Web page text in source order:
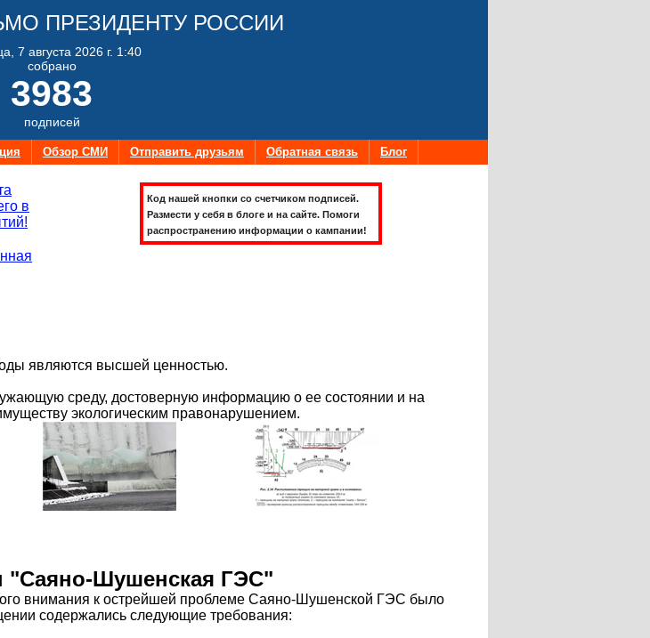
ПРЕЗИДЕНТУ РОССИИ
7 августа 2026 г. 1:40
собрано
3983
подписей
Обзор СМИ Отправить друзьям Обратная связь Блог
в
Код нашей кнопки со счетчиком подписей.
Размести у себя в блоге и на сайте. Помоги
распространению информации о кампании!
являются высшей ценностью.
среду, достоверную информацию о ее состоянии и на
экологическим правонарушением.
"Саяно-Шушенская ГЭС"
внимания к острейшей проблеме Саяно-Шушенской ГЭС было
содержались следующие требования: